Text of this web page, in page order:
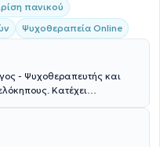
πανικού
Ψυχοθεραπεία Online
- Ψυχοθεραπευτής και
Κατέχει
ενώ ολοκλήρωσε τις
και δευτερευόντως στην